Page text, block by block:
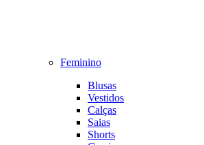
Feminino
Blusas
Vestidos
Calças
Saias
Shorts